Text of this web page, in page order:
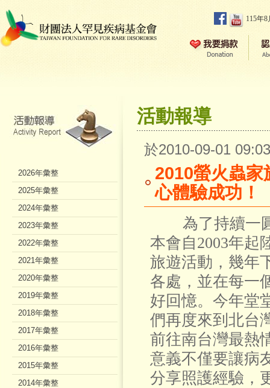
115年
活動報導
於2010-09-01
2010螢火蟲
心體驗成功！
為了持續一圓
本會自2003年起
旅遊活動，幾年
各處，並在每一
好回憶。今年堂
們再度來到北台
前往南台灣最熱
意義不僅要讓病
分享照護經驗，
2026年彙整
2025年彙整
2024年彙整
2023年彙整
2022年彙整
2021年彙整
2020年彙整
2019年彙整
2018年彙整
2017年彙整
2016年彙整
2015年彙整
2014年彙整